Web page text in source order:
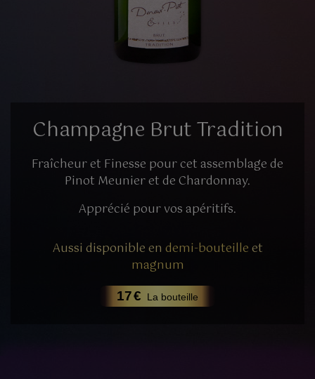
Champagne Brut Tradition
Fraîcheur et Finesse pour cet assemblage de
Pinot Meunier et de Chardonnay.
Apprécié pour vos apéritifs.
Aussi disponible en demi-bouteilleet
magnum
17€ La bouteille